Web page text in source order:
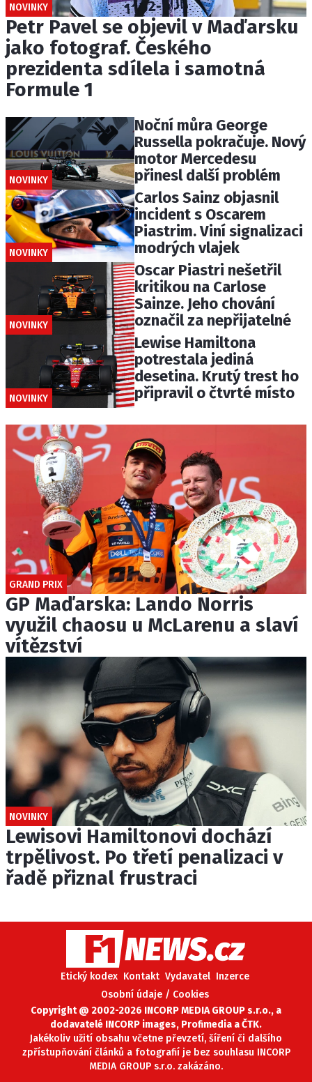
NOVINKY
Petr Pavel se objevil v Maďarsku
jako fotograf. Českého
prezidenta sdílela i samotná
Formule 1
NOVINKY
Noční můra George
Russella pokračuje. Nový
motor Mercedesu
přinesl další problém
NOVINKY
Carlos Sainz objasnil
incident s Oscarem
Piastrim. Viní signalizaci
modrých vlajek
NOVINKY
Oscar Piastri nešetřil
kritikou na Carlose
Sainze. Jeho chování
označil za nepřijatelné
NOVINKY
Lewise Hamiltona
potrestala jediná
desetina. Krutý trest ho
připravil o čtvrté místo
GRAND PRIX
GP Maďarska: Lando Norris
využil chaosu u McLarenu a slaví
vítězství
NOVINKY
Lewisovi Hamiltonovi dochází
trpělivost. Po třetí penalizaci v
řadě přiznal frustraci
Etický kodex Kontakt Vydavatel Inzerce
Osobní údaje / Cookies
Copyright @ 2002-2026 INCORP MEDIA GROUP s.r.o., a
dodavatelé INCORP images, Profimedia a ČTK.
Jakékoliv užití obsahu včetne převzetí, šíření či dalšího
zpřístupňování článků a fotografií je bez souhlasu INCORP
MEDIA GROUP s.r.o. zakázáno.